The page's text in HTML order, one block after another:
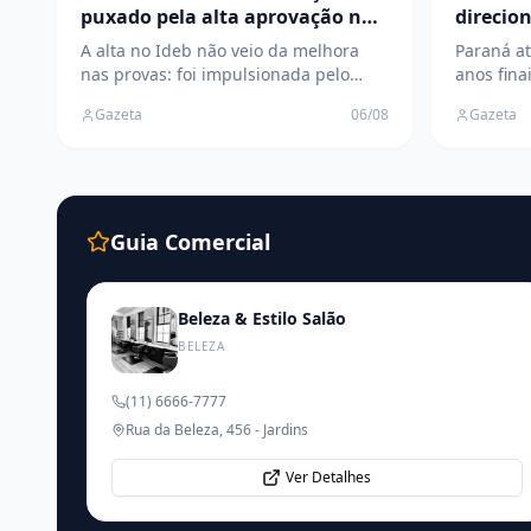
puxado pela alta aprovação nas
escolas
A alta no Ideb não veio da melhora
nas provas: foi impulsionada pelo
acima de 94% em toda a rede pública.
Gazeta 06/08
ranking
Paraná
anos
Gazeta
Guia Comercial
Beleza & Estilo Salão
BELEZA
(11) 6666-7777
Rua da Beleza, 456 - Jardins
Ver Detalhes